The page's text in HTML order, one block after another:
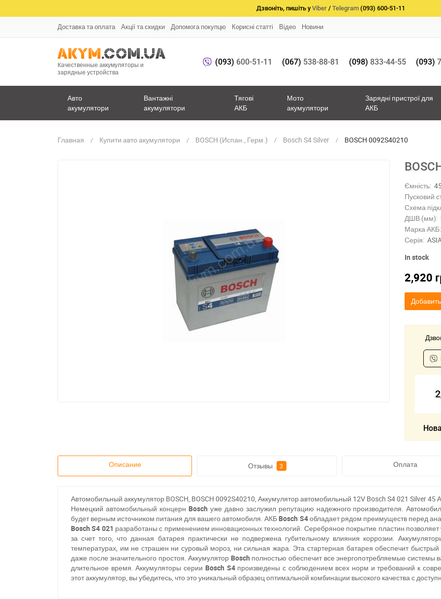
Дзвоніть, пишіть у Viber / Telegram (093) 600-51-11
Доставка та оплата Акції та скидки Допомога покупцю Корисні статті Відео Новини
Качественные аккумуляторы и
зарядные устройства
(093) 600-51-11 (067) 538-88-81 (098) 833-44-55 (093)
Авто
акумулятори
Вантажні
акумулятори
Тягові
АКБ
Мото
акумулятори
Зарядні пристрої для
АКБ
Главная Купити авто акумулятори BOSCH (Испан., Герм.) Bosch S4 Silver BOSCH 0092S40210
Ємність:
Пусковий
Схема
ДШВ (мм):
Марка АКБ:
Серія:
In stock
2,920
Описание Отзывы 3 Оплата
Автомобильный аккумулятор BOSCH, BOSCH 0092S40210, Аккумулятор автомобильный 12V Bosch S4 021 Silver
Немецкий автомобильный концерн Bosch уже давно заслужил репутацию надежного производителя.
будет верным источником питания для вашего автомобиля. АКБ Bosch S4обладает рядом преимуществ перед
Bosch S4 021 разработаны с применением инновационных технологий. Серебряное покрытие пластин позволяет
за счет того, что данная батарея практически не подвержена губительному влияния коррозии.
температурах, им не страшен ни суровый мороз, ни сильная жара. Эта стартерная батарея обеспечит быстрый
даже после значительного простоя. Аккумулятор Bosch полностью обеспечит все энергопотребляемые системы
длительное время. Аккумуляторы серии Bosch S4 произведены с соблюдением всех норм и требований к
этот аккумулятор, вы убедитесь, что это уникальный образец оптимальной комбинации высокого качества с